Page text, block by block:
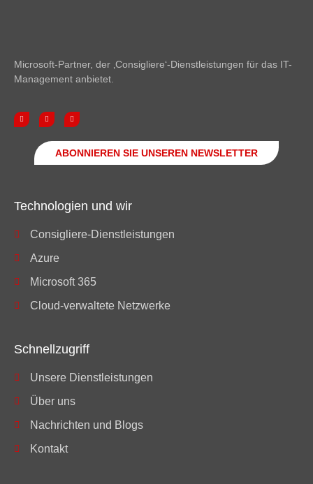
Microsoft-Partner, der ‚Consigliere‘-Dienstleistungen für das IT-
Management anbietet.
ABONNIEREN SIE UNSEREN NEWSLETTER
Technologien und wir
Consigliere-Dienstleistungen
Azure
Microsoft 365
Cloud-verwaltete Netzwerke
Schnellzugriff
Unsere Dienstleistungen
Über uns
Nachrichten und Blogs
Kontakt